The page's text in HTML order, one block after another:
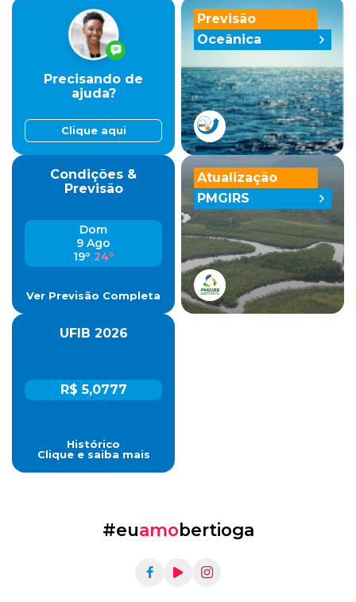
Previsão
Oceânica
Precisando de
ajuda?
Clique aqui
Condições &
Previsão
Dom
9 Ago
19º 24º
Ver Previsão Completa
UFIB 2026
R$ 5,0777
Histórico
Clique e saiba mais
Atualização
PMGIRS
#euamobertioga